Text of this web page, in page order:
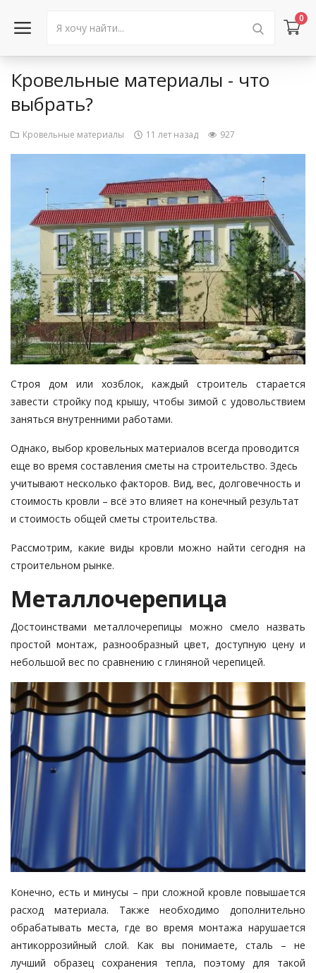
0
Войти в аккаунт
Акции
Новости
Статьи
Объявления
Контакты
Город: Колумбус
Кровельные материалы - что
выбрать?
Кровельные материалы 11 лет назад 927
Строя дом или хозблок, каждый строитель старается
завести стройку под крышу, чтобы зимой с удовольствием
заняться внутренними работами.
Однако, выбор кровельных материалов всегда проводится
еще во время составления сметы на строительство. Здесь
учитывают несколько факторов. Вид, вес, долговечность и
стоимость кровли – всё это влияет на конечный результат
и стоимость общей сметы строительства.
Рассмотрим, какие виды кровли можно найти сегодня на
строительном рынке.
Металлочерепица
Достоинствами металлочерепицы можно смело назвать
простой монтаж, разнообразный цвет, доступную цену и
небольшой вес по сравнению с глиняной черепицей.
Конечно, есть и минусы – при сложной кровле повышается
расход материала. Также необходимо дополнительно
обрабатывать места, где во время монтажа нарушается
антикоррозийный слой. Как вы понимаете, сталь – не
лучший образец сохранения тепла, поэтому для такой